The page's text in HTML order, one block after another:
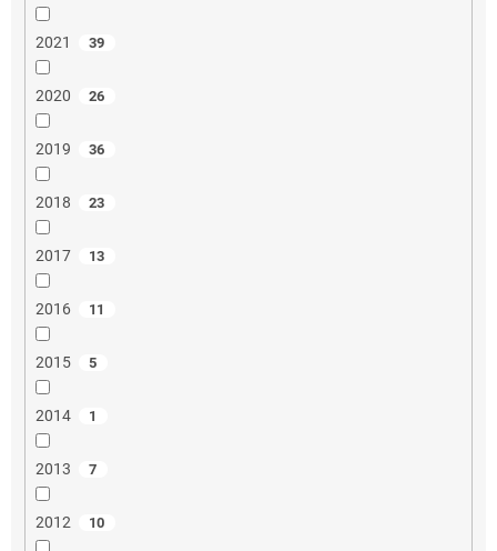
2021 39
2020 26
2019 36
2018 23
2017 13
2016 11
2015 5
2014 1
2013 7
2012 10